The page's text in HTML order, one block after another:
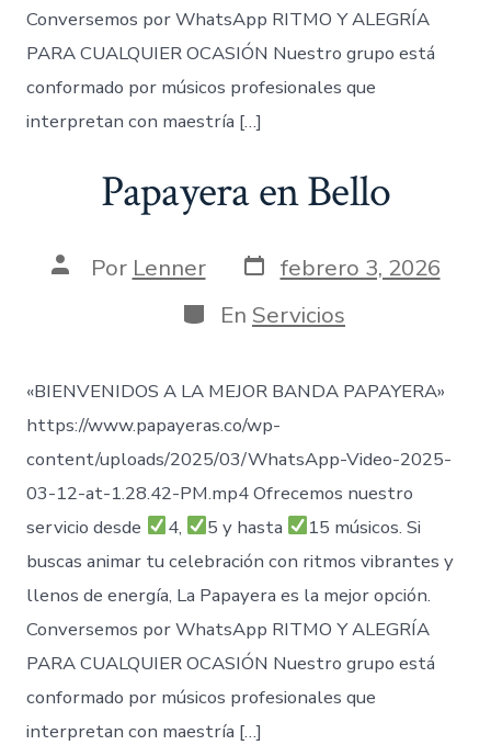
Conversemos por WhatsApp RITMO Y ALEGRÍA
PARA CUALQUIER OCASIÓN Nuestro grupo está
conformado por músicos profesionales que
interpretan con maestría […]
Papayera en Bello
AutorPor Lenner Fecha
de
publicación
febrero 3, 2026
Categorías
En Servicios
«BIENVENIDOS A LA MEJOR BANDA PAPAYERA»
https://www.papayeras.co/wp-
content/uploads/2025/03/WhatsApp-Video-2025-
03-12-at-1.28.42-PM.mp4 Ofrecemos nuestro
servicio desde
4, 5 y hasta
15 músicos. Si
buscas animar tu celebración con ritmos vibrantes y
llenos de energía, La Papayera es la mejor opción.
Conversemos por WhatsApp RITMO Y ALEGRÍA
PARA CUALQUIER OCASIÓN Nuestro grupo está
conformado por músicos profesionales que
interpretan con maestría […]